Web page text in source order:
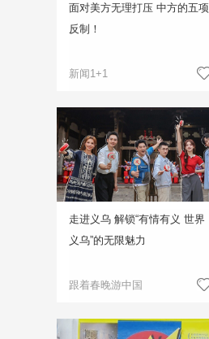
面对美方无理打压 中方的五项
反制！
新闻1+1
走进义乌 解锁“有情有义 世界
义乌”的无限魅力
跟着春晚游中国